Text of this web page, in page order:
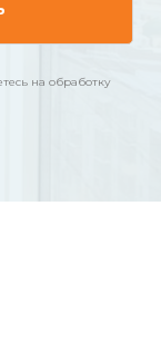
на обработку